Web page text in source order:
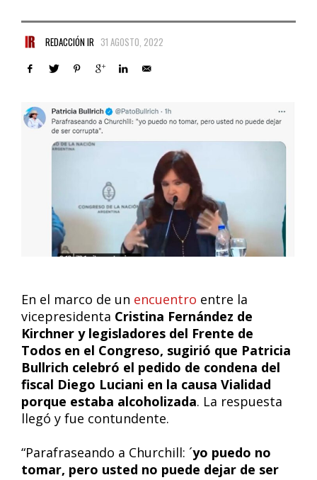
REDACCIÓN IR 31 AGOSTO, 2022
En el marco de un encuentro entre la
vicepresidenta Cristina Fernández de
Kirchner y legisladores del Frente de
Todos en el Congreso, sugirió que Patricia
Bullrich celebró el pedido de condena del
fiscal Diego Luciani en la causa Vialidad
porque estaba alcoholizada. La respuesta
llegó y fue contundente.
“Parafraseando a Churchill: ´yo puedo no
tomar, pero usted no puede dejar de ser